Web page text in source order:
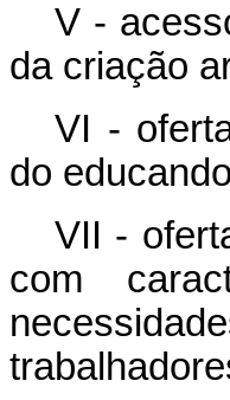
V -
da criação
VI -
do
VII -
com